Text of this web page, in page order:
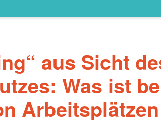
aus Sicht
Was ist